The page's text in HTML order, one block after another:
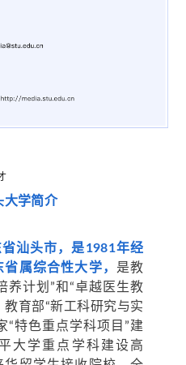
大学简介
汕头市，是1981年经
省属综合性大学， 是教
养计划”和“卓越医生教
育部“新工科研究与实
“特色重点学科项目”建
大学重点学科建设高